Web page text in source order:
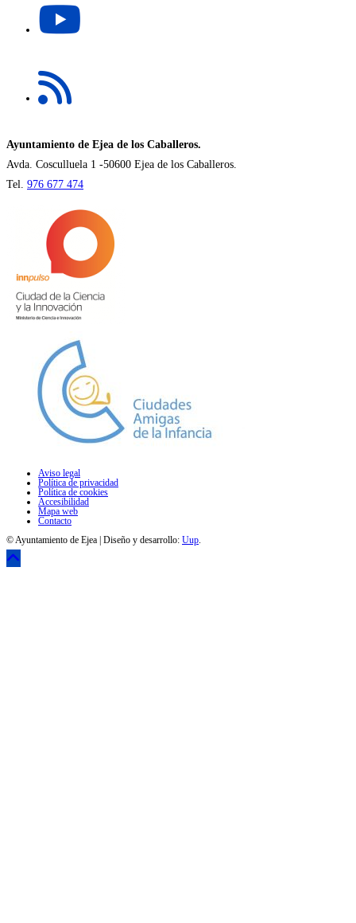
nueva
pestaña
en
nueva
pestaña
Ayuntamiento de Ejea de los Caballeros.
Avda. Cosculluela 1 -50600 Ejea de los Caballeros.
Tel. 976 677 474
Aviso legal
Política de privacidad
Política de cookies
Accesibilidad
Mapa web
Contacto
© Ayuntamiento de Ejea | Diseño y desarrollo: Uup.